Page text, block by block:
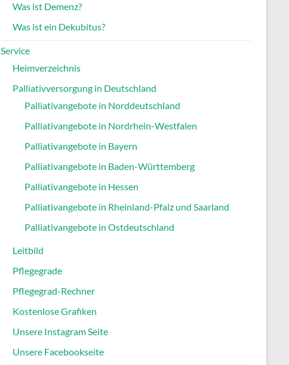
Was ist Demenz?
Was ist ein Dekubitus?
Service
Heimverzeichnis
Palliativversorgung in Deutschland
Palliativangebote in Norddeutschland
Palliativangebote in Nordrhein-Westfalen
Palliativangebote in Bayern
Palliativangebote in Baden-Württemberg
Palliativangebote in Hessen
Palliativangebote in Rheinland-Pfalz und Saarland
Palliativangebote in Ostdeutschland
Leitbild
Pflegegrade
Pflegegrad-Rechner
Kostenlose Grafiken
Unsere Instagram Seite
Unsere Facebookseite